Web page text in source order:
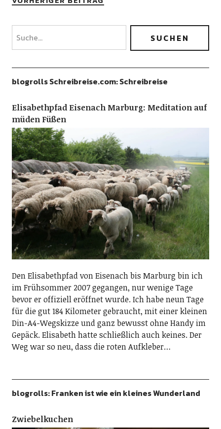
blogrolls Schreibreise.com: Schreibreise
Elisabethpfad Eisenach Marburg: Meditation auf
müden Füßen
Den Elisabethpfad von Eisenach bis Marburg bin ich
im Frühsommer 2007 gegangen, nur wenige Tage
bevor er offiziell eröffnet wurde. Ich habe neun Tage
für die gut 184 Kilometer gebraucht, mit einer kleinen
Din-A4-Wegskizze und ganz bewusst ohne Handy im
Gepäck. Elisabeth hatte schließlich auch keines. Der
Weg war so neu, dass die roten Aufkleber…
blogrolls: Franken ist wie ein kleines Wunderland
Zwiebelkuchen